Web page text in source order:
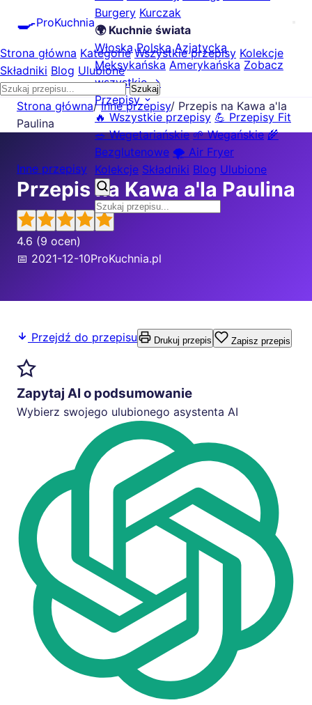
🍳ProKuchnia
Burgery Kurczak
🌍 Kuchnie świata
Włoska Polska Azjatycka
Meksykańska Amerykańska Zobacz
wszystkie →
Przepisy
🔥 Wszystkie przepisy 💪 Przepisy Fit
🥗 Wegetariańskie 🌱 Wegańskie 🌾
Bezglutenowe 🌪️ Air Fryer
Kolekcje Składniki Blog Ulubione
Strona główna Kategorie Wszystkie przepisy Kolekcje
Składniki Blog Ulubione
Szukaj
Strona główna/ Inne przepisy/ Przepis na Kawa a'la
Paulina
Inne przepisy
Przepis na Kawa a'la Paulina
4.6 (9 ocen)
📅 2021-12-10ProKuchnia.pl
Przejdź do przepisu Drukuj przepis Zapisz przepis
Zapytaj AI o podsumowanie
Wybierz swojego ulubionego asystenta AI